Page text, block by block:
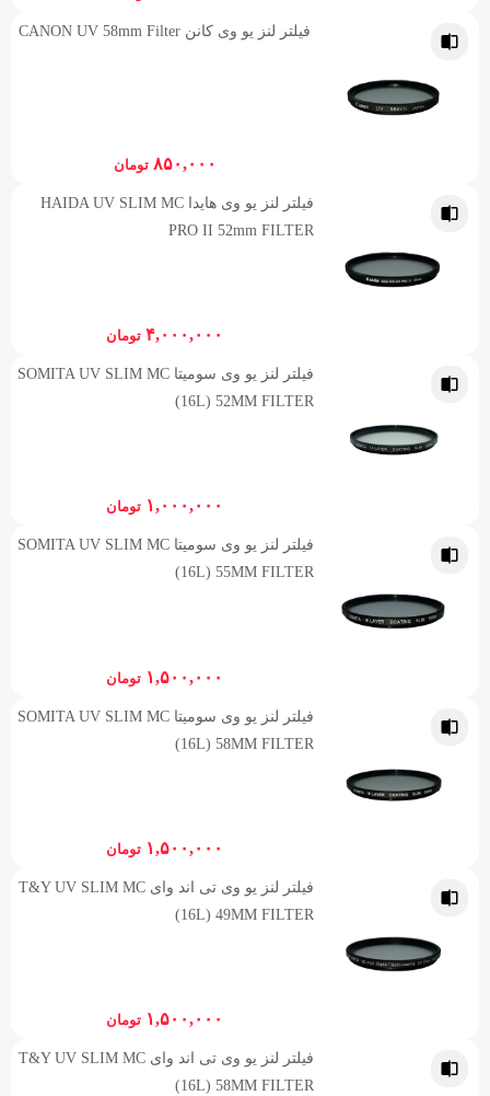
فیلتر لنز یو وی کانن CANON UV 58mm Filter
۸۵۰,۰۰۰ تومان
فیلتر لنز یو وی هایدا HAIDA UV SLIM MC
PRO II 52mm FILTER
۴,۰۰۰,۰۰۰ تومان
فیلتر لنز یو وی سومیتا SOMITA UV SLIM MC
(16L) 52MM FILTER
۱,۰۰۰,۰۰۰ تومان
فیلتر لنز یو وی سومیتا SOMITA UV SLIM MC
(16L) 55MM FILTER
۱,۵۰۰,۰۰۰ تومان
فیلتر لنز یو وی سومیتا SOMITA UV SLIM MC
(16L) 58MM FILTER
۱,۵۰۰,۰۰۰ تومان
فیلتر لنز یو وی تی اند وای T&Y UV SLIM MC
(16L) 49MM FILTER
۱,۵۰۰,۰۰۰ تومان
فیلتر لنز یو وی تی اند وای T&Y UV SLIM MC
(16L) 58MM FILTER